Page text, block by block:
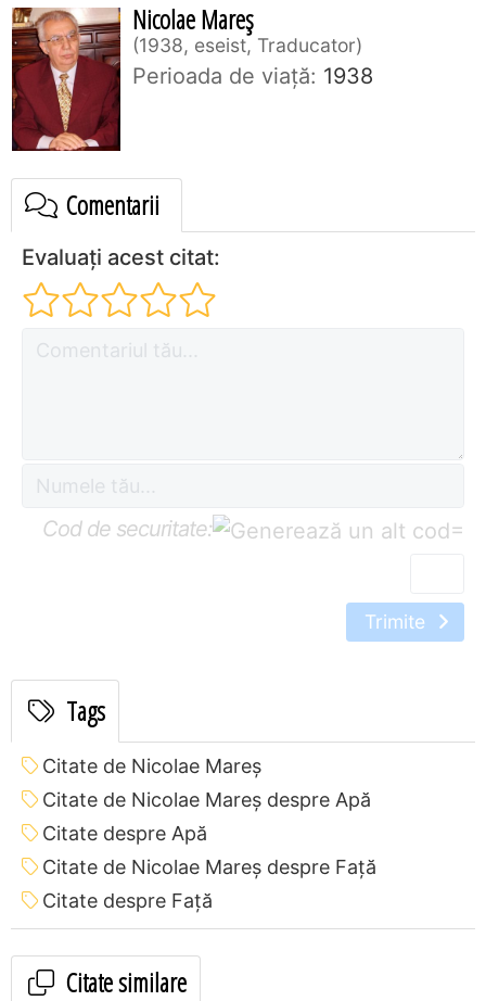
Nicolae Mareș
1938, eseist, Traducator
Perioada de viaţă: 1938
Comentarii
Evaluați acest citat:
Cod de securitate: =
Trimite
Tags
Citate de Nicolae Mareș
Citate de Nicolae Mareș despre Apă
Citate despre Apă
Citate de Nicolae Mareș despre Față
Citate despre Față
Citate similare